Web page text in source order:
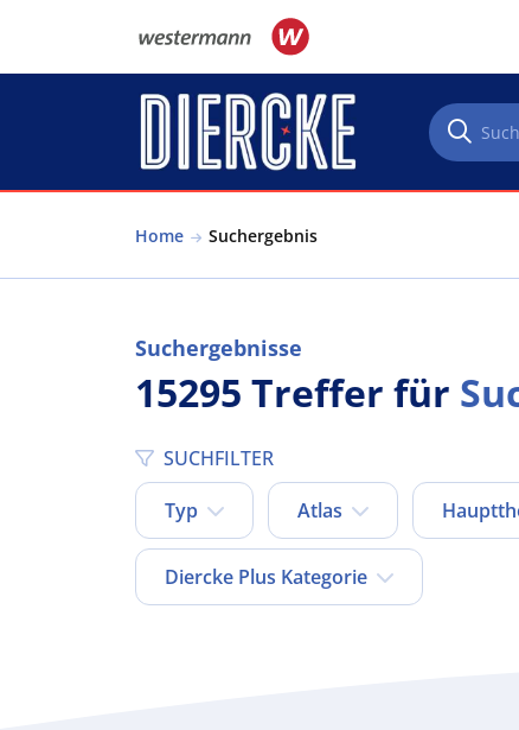
Home Suchergebnis
Suchergebnisse
15295 Treffer für
SUCHFILTER
Typ
Atlas
Diercke Plus Kategorie